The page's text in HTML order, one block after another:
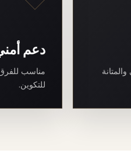
دعم
مناسب للفرق
للتكوين.